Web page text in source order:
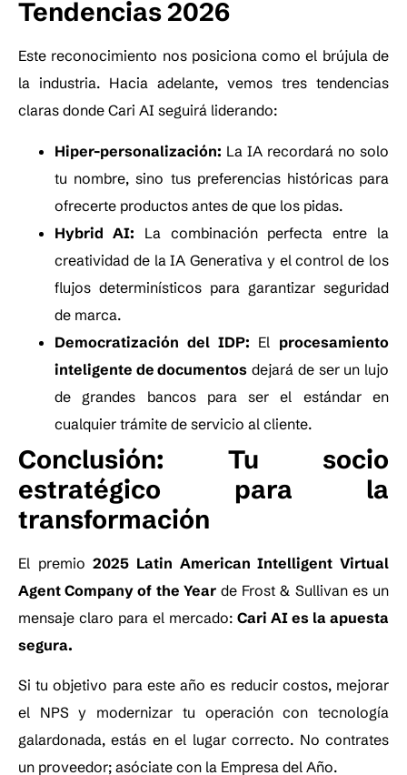
Tendencias 2026
Este reconocimiento nos posiciona como el brújula de
la industria. Hacia adelante, vemos tres tendencias
claras donde Cari AI seguirá liderando:
Hiper-personalización: La IA recordará no solo
tu nombre, sino tus preferencias históricas para
ofrecerte productos antes de que los pidas.
Hybrid AI: La combinación perfecta entre la
creatividad de la IA Generativa y el control de los
flujos determinísticos para garantizar seguridad
de marca.
Democratización del IDP: El procesamiento
inteligente de documentos dejará de ser un lujo
de grandes bancos para ser el estándar en
cualquier trámite de servicio al cliente.
Conclusión: Tu socio
estratégico para la
transformación
El premio2025 Latin American Intelligent Virtual
Agent Company of the Yearde Frost & Sullivan es un
mensaje claro para el mercado: Cari AI es la apuesta
segura.
Si tu objetivo para este año es reducir costos, mejorar
el NPS y modernizar tu operación con tecnología
galardonada, estás en el lugar correcto. No contrates
un proveedor; asóciate con la Empresa del Año.